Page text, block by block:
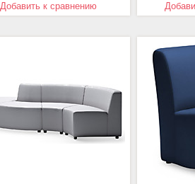
Добавить к сравнению